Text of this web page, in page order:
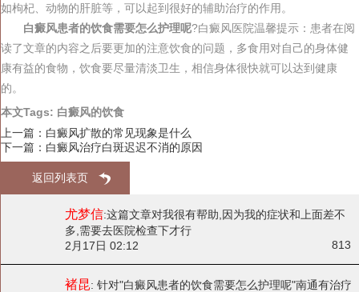
如枸杞、动物的肝脏等，可以起到很好的辅助治疗的作用。
白癜风患者的饮食需要怎么护理呢?白癜风医院温馨提示：患者在阅
读了文章的内容之后要更加的注意饮食的问题，多食用对自己的身体健
康有益的食物，饮食要尽量清淡卫生，相信身体很快就可以达到健康
的。
本文Tags: 白癜风的饮食
上一篇： 白癜风扩散的常见现象是什么
下一篇： 白癜风治疗白斑迟迟不消的原因
返回列表页
尤梦信:这篇文章对我很有帮助,因为我的症状和上面差不
多,需要去医院检查下才行
2月17日 02:12
813
褚昆: 针对"白癜风患者的饮食需要怎么护理呢"南通有治疗